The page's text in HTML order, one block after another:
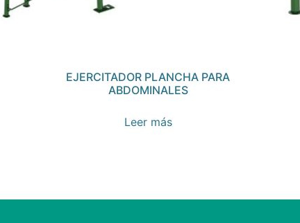
EJERCITADOR PLANCHA PARA
ABDOMINALES
Leer más